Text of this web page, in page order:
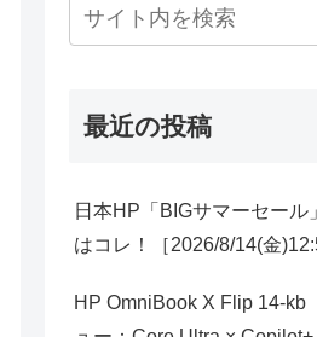
最近の投稿
日本HP「BIGサマーセール
はコレ！［2026/8/14(金
HP OmniBook X Flip 14-kb